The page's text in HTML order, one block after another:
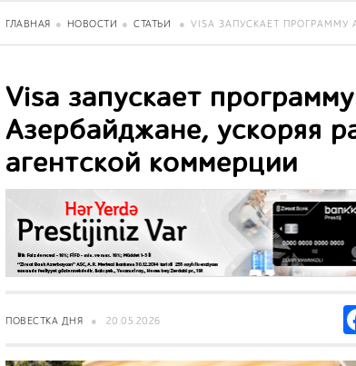
ГЛАВНАЯ НОВОСТИ СТАТЬИ VISA ЗАПУСКАЕТ ПРОГРАММУ
Visa запускает
Азербайджане, ускоряя
агентской коммерции
ПОВЕСТКА ДНЯ 20.05.2026